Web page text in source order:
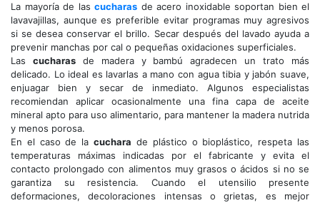
La mayoría de las cucharas de acero inoxidable soportan bien el
lavavajillas, aunque es preferible evitar programas muy agresivos
si se desea conservar el brillo. Secar después del lavado ayuda a
prevenir manchas por cal o pequeñas oxidaciones superficiales.
Las cucharasde madera y bambú agradecen un trato más
delicado. Lo ideal es lavarlas a mano con agua tibia y jabón suave,
enjuagar bien y secar de inmediato. Algunos especialistas
recomiendan aplicar ocasionalmente una fina capa de aceite
mineral apto para uso alimentario, para mantener la madera nutrida
y menos porosa.
En el caso de lacuchara de plástico o bioplástico, respeta las
temperaturas máximas indicadas por el fabricante y evita el
contacto prolongado con alimentos muy grasos o ácidos si no se
garantiza su resistencia. Cuando el utensilio presente
deformaciones, decoloraciones intensas o grietas, es mejor